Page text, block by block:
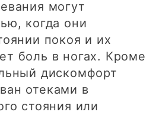
могут
когда они
покоя и их
боль в ногах. Кроме
дискомфорт
отеками в
стояния или